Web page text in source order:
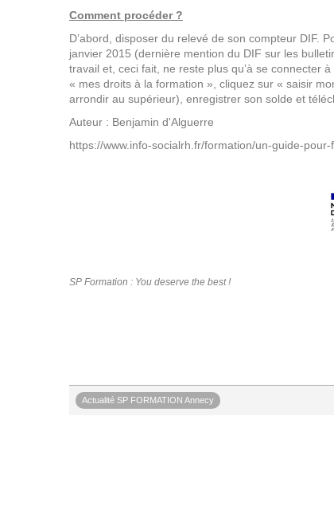
Comment procéder ?
D’abord, disposer du relevé de son compteur DIF.
janvier 2015 (dernière mention du DIF sur les
travail et, ceci fait, ne reste plus qu’à se connecter
« mes droits à la formation », cliquez sur « saisir
arrondir au supérieur), enregistrer son solde et
Auteur : Benjamin d'Alguerre
https://www.info-socialrh.fr/formation/un-guide-
SP Formation : You deserve the best !
Actualité SP FORMATION Annecy